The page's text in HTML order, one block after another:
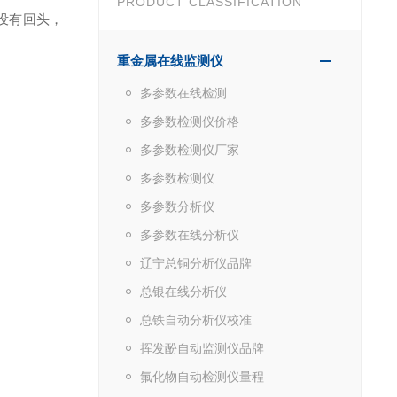
重金属在线监测仪
多参数在线检测
多参数检测仪价格
多参数检测仪厂家
多参数检测仪
多参数分析仪
多参数在线分析仪
辽宁总铜分析仪品牌
总银在线分析仪
总铁自动分析仪校准
挥发酚自动监测仪品牌
氟化物自动检测仪量程
有回头，